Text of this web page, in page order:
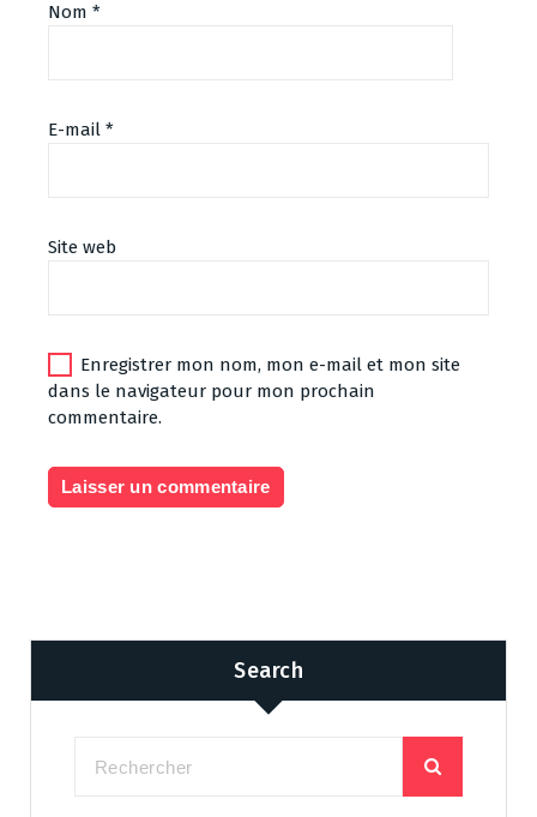
Nom *
E-mail *
Site web
Enregistrer mon nom, mon e-mail et mon site
dans le navigateur pour mon prochain
commentaire.
Search